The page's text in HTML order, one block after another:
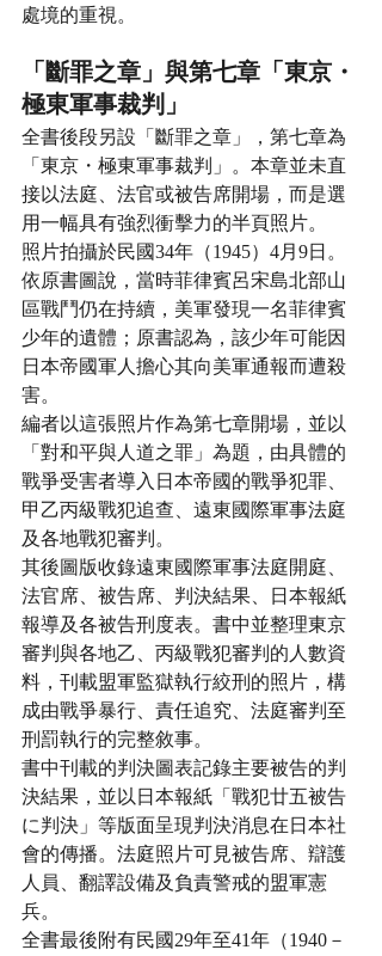
處境的重視。
「斷罪之章」與第七章「東京・
極東軍事裁判」
全書後段另設「斷罪之章」，第七章為
「東京・極東軍事裁判」。本章並未直
接以法庭、法官或被告席開場，而是選
用一幅具有強烈衝擊力的半頁照片。
照片拍攝於民國34年（1945）4月9日。
依原書圖說，當時菲律賓呂宋島北部山
區戰鬥仍在持續，美軍發現一名菲律賓
少年的遺體；原書認為，該少年可能因
日本帝國軍人擔心其向美軍通報而遭殺
害。
編者以這張照片作為第七章開場，並以
「對和平與人道之罪」為題，由具體的
戰爭受害者導入日本帝國的戰爭犯罪、
甲乙丙級戰犯追查、遠東國際軍事法庭
及各地戰犯審判。
其後圖版收錄遠東國際軍事法庭開庭、
法官席、被告席、判決結果、日本報紙
報導及各被告刑度表。書中並整理東京
審判與各地乙、丙級戰犯審判的人數資
料，刊載盟軍監獄執行絞刑的照片，構
成由戰爭暴行、責任追究、法庭審判至
刑罰執行的完整敘事。
書中刊載的判決圖表記錄主要被告的判
決結果，並以日本報紙「戰犯廿五被告
に判決」等版面呈現判決消息在日本社
會的傳播。法庭照片可見被告席、辯護
人員、翻譯設備及負責警戒的盟軍憲
兵。
全書最後附有民國29年至41年（1940－